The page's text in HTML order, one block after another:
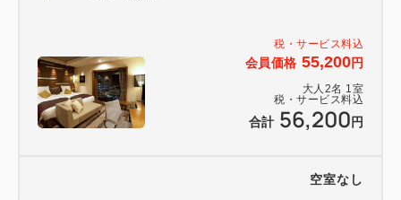
税・サービス料込
会員価格 55,200円
大人 2名 1 室
税・サービス料込
合計 56,200 円
空室なし